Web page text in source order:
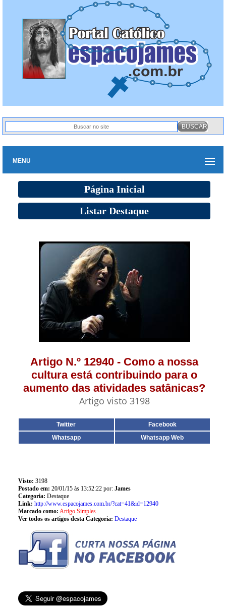
MENU
Página Inicial
Listar Destaque
Artigo N.º 12940 - Como a nossa
cultura está contribuindo para o
aumento das atividades satânicas?
Artigo visto 3198
Twitter
Facebook
Whatsapp
Whatsapp Web
Visto: 3198
Postado em: 20/01/15 às 13:52:22 por: James
Categoria: Destaque
Link: http://www.espacojames.com.br/?cat=41&id=12940
Marcado como: Artigo Simples
Ver todos os artigos desta Categoria: Destaque